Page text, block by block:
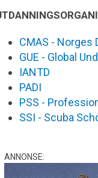
CMAS - Norges
GUE - Global
IANTD
PADI
PSS -
SSI - Scuba
ANNONSE: